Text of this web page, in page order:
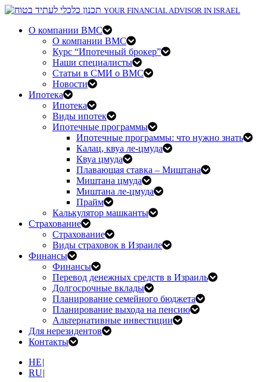
YOUR FINANCIAL ADVISOR IN ISRAEL
О компании BMC
О компании BMC
Курс “Ипотечный брокер”
Наши специалисты
Статьи в СМИ о BMC
Новости
Ипотека
Ипотека
Виды ипотек
Ипотечные программы
Ипотечные программы: что нужно знать
Калац, квуа ле-цмуда
Квуа цмуда
Плавающая ставка – Миштана
Миштана цмуда
Миштана ле-цмуда
Прайм
Калькулятор машканты
Страхование
Страхование
Виды страховок в Израиле
Финансы
Финансы
Перевод денежных средств в Израиль
Долгосрочные вклады
Планирование семейного бюджета
Планирование выхода на пенсию
Альтернативные инвестиции
Для нерезидентов
Контакты
HE|
RU|